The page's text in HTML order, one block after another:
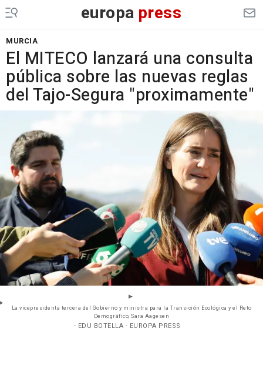
europa press
MURCIA
El MITECO lanzará una consulta
pública sobre las nuevas reglas
del Tajo-Segura "proximamente"
La vicepresidenta tercera del Gobierno y ministra para la Transición Ecológica y el Reto
Demográfico, Sara Aagesen
- EDU BOTELLA - EUROPA PRESS